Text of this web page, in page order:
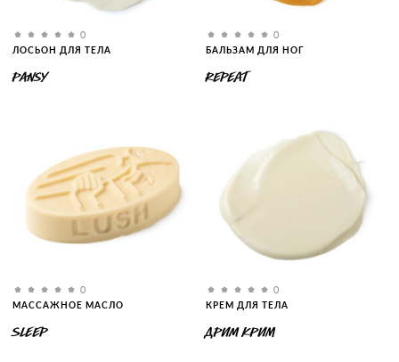
0
ЛОСЬОН ДЛЯ ТЕЛА
PANSY
0
БАЛЬЗАМ ДЛЯ НОГ
REPEAT
0
МАССАЖНОЕ МАСЛО
SLEEP
0
КРЕМ ДЛЯ ТЕЛА
ДРИМ КРИМ